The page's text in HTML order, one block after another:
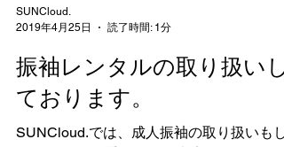
SUNCloud.
2019年4月25日
読了時間: 1分
振袖レンタルの取り扱いし